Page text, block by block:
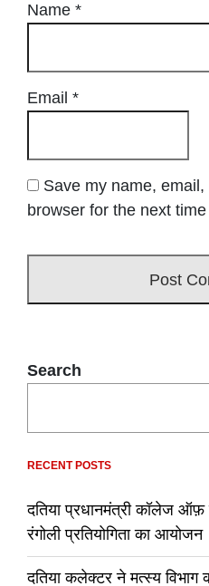
Name *
Email *
Save my name,
browser for the next
Search
RECENT POSTS
दतिया प्रधानमंत्री कॉलेज
रंगोली प्रतियोगिता का आयोजन
दतिया कलेक्टर ने मत्स्य विभाग